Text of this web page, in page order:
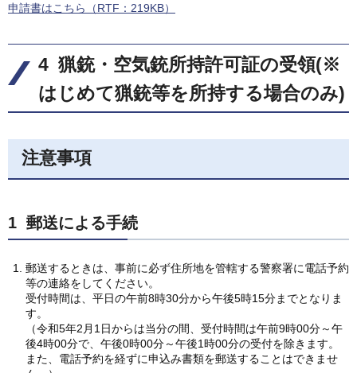
申請書はこちら（RTF：219KB）
4 猟銃・空気銃所持許可証の受領(※
はじめて猟銃等を所持する場合のみ)
注意事項
1 郵送による手続
郵送するときは、事前に必ず住所地を管轄する警察署に電話予約
等の連絡をしてください。
受付時間は、平日の午前8時30分から午後5時15分までとなりま
す。
（令和5年2月1日からは当分の間、受付時間は午前9時00分～午
後4時00分で、午後0時00分～午後1時00分の受付を除きます。
また、電話予約を経ずに申込み書類を郵送することはできませ